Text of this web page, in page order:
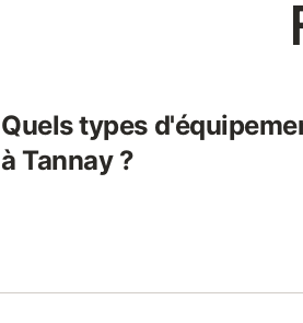
Quels types
à Tannay ?